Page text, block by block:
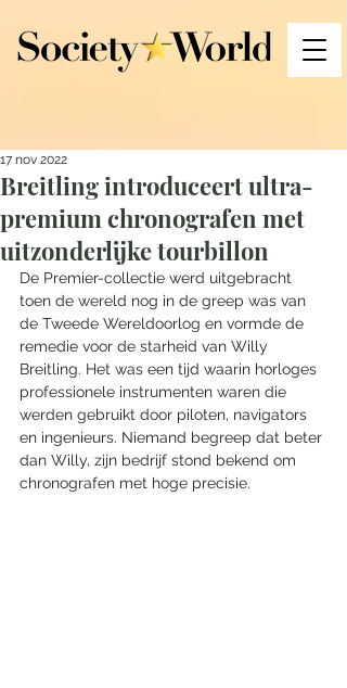
Breitling introduceert ultra-
premium chronografen met
uitzonderlijke tourbillon
17 nov 2022
De Premier-collectie werd uitgebracht
toen de wereld nog in de greep was van
de Tweede Wereldoorlog en vormde de
remedie voor de starheid van Willy
Breitling. Het was een tijd waarin horloges
professionele instrumenten waren die
werden gebruikt door piloten, navigators
en ingenieurs. Niemand begreep dat beter
dan Willy, zijn bedrijf stond bekend om
chronografen met hoge precisie.